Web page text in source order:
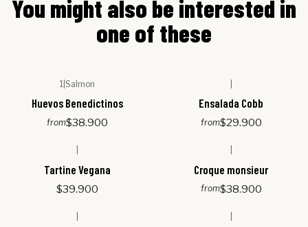
You might also be interested in
one of these
1 Salmon
Huevos Benedictinos
from$38.900
Ensalada Cobb
from$29.900
Tartine Vegana
$39.900
Croque monsieur
from$38.900